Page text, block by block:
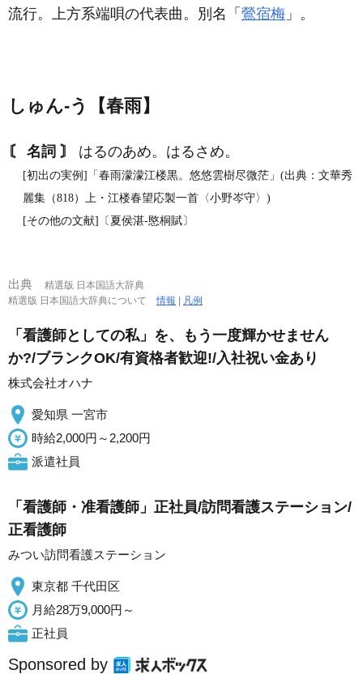
流行。上方系端唄の代表曲。別名「 鶯宿梅 」。
しゅん‐う【春雨】
〘 名詞 〙 はるのあめ。はるさめ。
[初出の実例]「春雨濛濛江楼黒。悠悠雲樹尽微茫」(出典：文華秀
麗集（818）上・江楼春望応製一首〈小野岑守〉)
[その他の文献]〔夏侯湛‐愍桐賦〕
出典
精選版 日本国語大辞典
精選版 日本国語大辞典について情報 凡例
「看護師としての私」を、もう一度輝かせません
か?/ブランクOK/有資格者歓迎!/入社祝い金あり
株式会社オハナ
愛知県 一宮市
時給2,000円～2,200円
派遣社員
「看護師・准看護師」正社員/訪問看護ステーション/
正看護師
みつい訪問看護ステーション
東京都 千代田区
月給28万9,000円～
正社員
Sponsored by